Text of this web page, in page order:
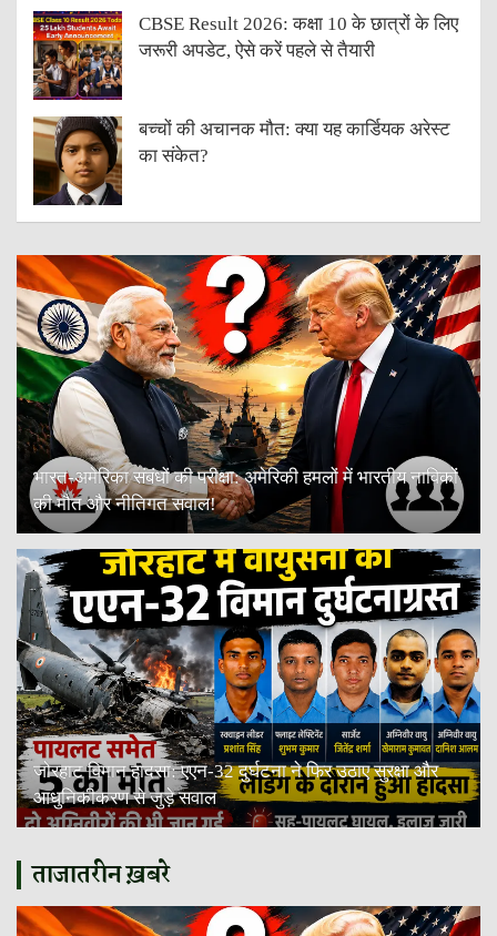
CBSE Result 2026: कक्षा 10 के छात्रों के लिए
जरूरी अपडेट, ऐसे करें पहले से तैयारी
बच्चों की अचानक मौत: क्या यह कार्डियक अरेस्ट
का संकेत?
भारत-अमेरिका संबंधों की परीक्षा: अमेरिकी हमलों में भारतीय नाविकों
की मौत और नीतिगत सवाल!
जोरहाट विमान हादसा: एएन-32 दुर्घटना ने फिर उठाए सुरक्षा और
आधुनिकीकरण से जुड़े सवाल
ताजातरीन ख़बरे